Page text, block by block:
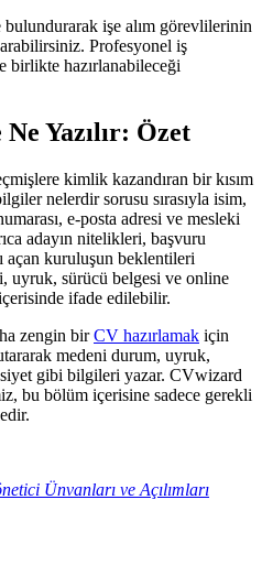
işe alım görevlilerinin
Profesyonel iş
birlikte hazırlanabileceği
Yazılır: Özet
kimlik kazandıran bir kısım
nelerdir sorusu sırasıyla isim,
e-posta adresi ve mesleki
adayın nitelikleri, başvuru
açan kuruluşun beklentileri
uyruk, sürücü belgesi ve online
ifade edilebilir.
zengin birCV hazırlamak için
medeni durum, uyruk,
gibi bilgileri yazar. CVwizard
bu bölüm içerisine sadece gerekli
Ünvanları ve Açılımları